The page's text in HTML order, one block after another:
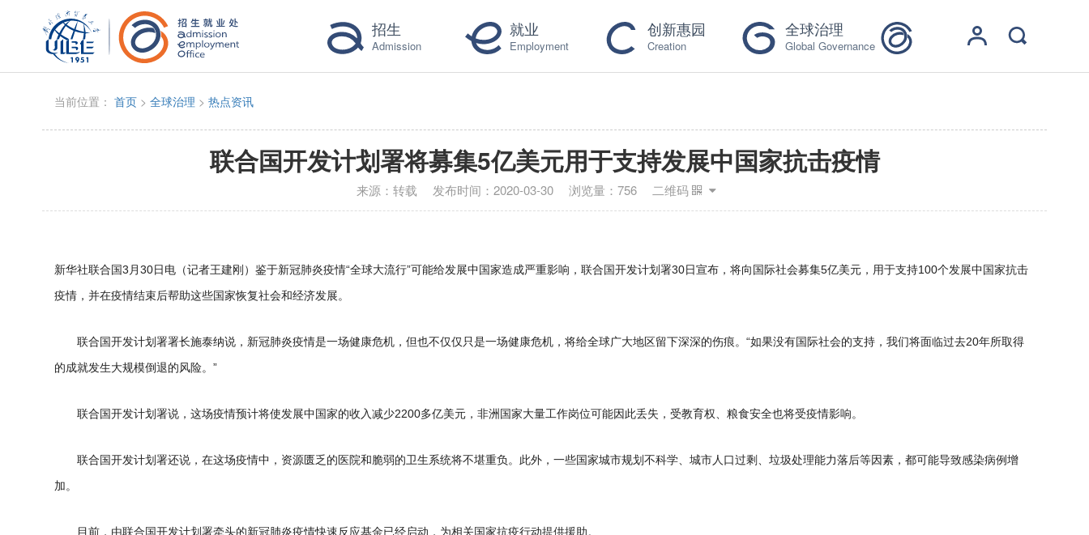
招生
Admission
就业
Employment
创新惠园
Creation
全球治理
Global Governance
当前位置： 首页 > 全球治理 > 热点资讯
联合国开发计划署将募集5亿美元用于支持发展中国家抗击疫情
来源： 转载 发布时间： 2020-03-30 浏览量： 756 二维码
新华社联合国3月30日电（记者王建刚）鉴于新冠肺炎疫情“全球大流行”可能给发展中国家造成严重影响，联合国开发计划署30日宣布，将向国际社会募集5亿美元，用于支持100个发展中国家抗击
疫情，并在疫情结束后帮助这些国家恢复社会和经济发展。
联合国开发计划署署长施泰纳说，新冠肺炎疫情是一场健康危机，但也不仅仅只是一场健康危机，将给全球广大地区留下深深的伤痕。“如果没有国际社会的支持，我们将面临过去20年所取得
的成就发生大规模倒退的风险。”
联合国开发计划署说，这场疫情预计将使发展中国家的收入减少2200多亿美元，非洲国家大量工作岗位可能因此丢失，受教育权、粮食安全也将受疫情影响。
联合国开发计划署还说，在这场疫情中，资源匮乏的医院和脆弱的卫生系统将不堪重负。此外，一些国家城市规划不科学、城市人口过剩、垃圾处理能力落后等因素，都可能导致感染病例增
加。
目前，由联合国开发计划署牵头的新冠肺炎疫情快速反应基金已经启动，为相关国家抗疫行动提供援助。